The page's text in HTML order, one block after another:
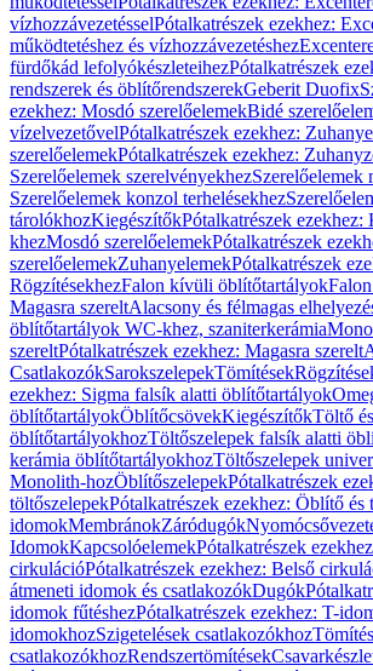
vízhozzávezetésselPótalkatrészek ezekhez:
működtetéshez és vízhozzávezetéshez
fürdőkád lefolyókészleteihezPótalkatrészek
rendszerek és öblítőrendszerekGeberit Duofix
ezekhez: Mosdó szerelőelemekBidé
vízelvezetővelPótalkatrészek ezekhez:
szerelőelemekPótalkatrészek ezekhez:
Szerelőelemek szerelvényekhezSzerelőelemek
Szerelőelemek konzol terhelésekhez
tárolókhozKiegészítőkPótalkatrészek ezekhez:
khezMosdó szerelőelemekPótalkatrészek
szerelőelemekZuhanyelemekPótalkatrészek
RögzítésekhezFalon kívüli öblítőtartályok
Magasra szereltAlacsony és félmagas
öblítőtartályok WC-khez, szaniterkerámia
szereltPótalkatrészek ezekhez: Magasra szerelt
CsatlakozókSarokszelepekTömítések
ezekhez: Sigma falsík alatti öblítőtartályok
öblítőtartályokÖblítőcsövekKiegészítőkTöltő
öblítőtartályokhozTöltőszelepek falsík alatti
kerámia öblítőtartályokhozTöltőszelepek
Monolith-hozÖblítőszelepekPótalkatrészek
töltőszelepekPótalkatrészek ezekhez: Öblítő és
idomokMembránokZáródugók
IdomokKapcsolóelemekPótalkatrészek
cirkulációPótalkatrészek ezekhez: Belső
átmeneti idomok és csatlakozókDugók
idomok fűtéshezPótalkatrészek ezekhez: T-
idomokhozSzigetelések csatlakozókhoz
csatlakozókhozRendszertömítések